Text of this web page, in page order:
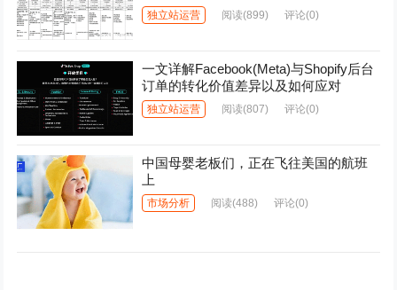
独立站运营 阅读(899) 评论(0)
一文详解Facebook(Meta)与Shopify后台
订单的转化价值差异以及如何应对
独立站运营 阅读(807) 评论(0)
中国母婴老板们，正在飞往美国的航班
上
市场分析 阅读(488) 评论(0)